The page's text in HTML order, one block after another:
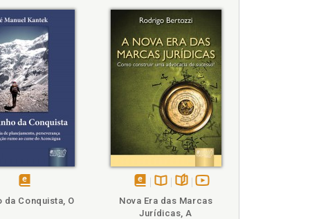
p. 167
da Conquista, O
em
na
Nova Era das Marcas
Jurídicas, A